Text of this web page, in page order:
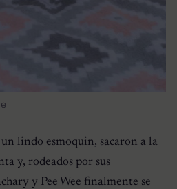
lindo esmoquin, sacaron a la
y, rodeados por sus
y Pee Wee finalmente se